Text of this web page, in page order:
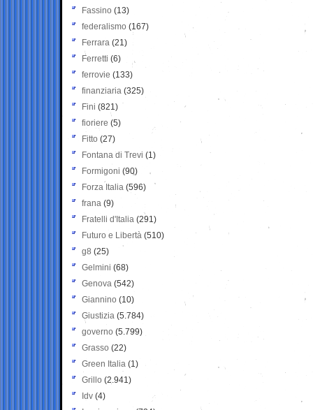
Fassino (13)
federalismo (167)
Ferrara (21)
Ferretti (6)
ferrovie (133)
finanziaria (325)
Fini (821)
fioriere (5)
Fitto (27)
Fontana di Trevi (1)
Formigoni (90)
Forza Italia (596)
frana (9)
Fratelli d'Italia (291)
Futuro e Libertà (510)
g8 (25)
Gelmini (68)
Genova (542)
Giannino (10)
Giustizia (5.784)
governo (5.799)
Grasso (22)
Green Italia (1)
Grillo (2.941)
Idv (4)